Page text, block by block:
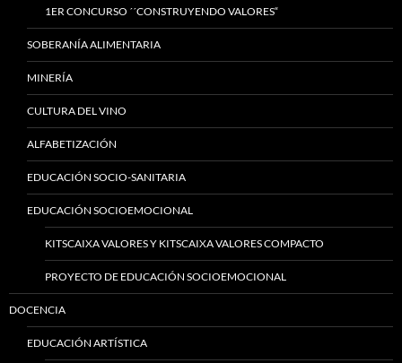
1ER CONCURSO ´´CONSTRUYENDO VALORES“
SOBERANÍA ALIMENTARIA
MINERÍA
CULTURA DEL VINO
ALFABETIZACIÓN
EDUCACIÓN SOCIO-SANITARIA
EDUCACIÓN SOCIOEMOCIONAL
KITSCAIXA VALORES Y KITSCAIXA VALORES COMPACTO
PROYECTO DE EDUCACIÓN SOCIOEMOCIONAL
DOCENCIA
EDUCACIÓN ARTÍSTICA